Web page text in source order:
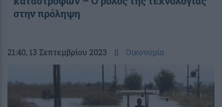
στην πρόληψη
21:40, 13 Σεπτεμβρίου 2023 || Οικονομία